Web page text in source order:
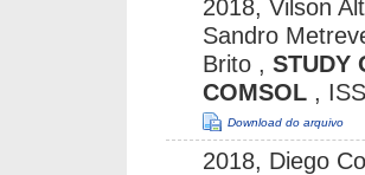
2018, Vilson
Sandro
Brito ,STUDY
COMSOL ,
Download do arquivo
2018, Diego